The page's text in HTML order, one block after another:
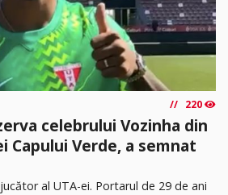
220
celebrului Vozinha din
Capului Verde, a semnat
al UTA-ei. Portarul de 29 de ani